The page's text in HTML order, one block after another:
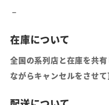
全国の系列店と在庫を共
ながらキャンセルをさせて